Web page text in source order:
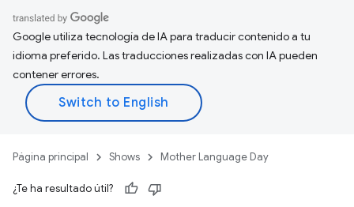
Google utiliza tecnología de IA para traducir contenido a tu
idioma preferido. Las traducciones realizadas con IA pueden
contener errores.
Página principal Shows Mother Language Day
¿Te ha resultado útil?